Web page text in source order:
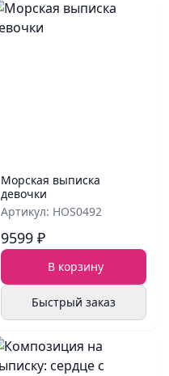
Морская выписка
девочки
Артикул: HOS0492
9599 ₽
В корзину
Быстрый заказ